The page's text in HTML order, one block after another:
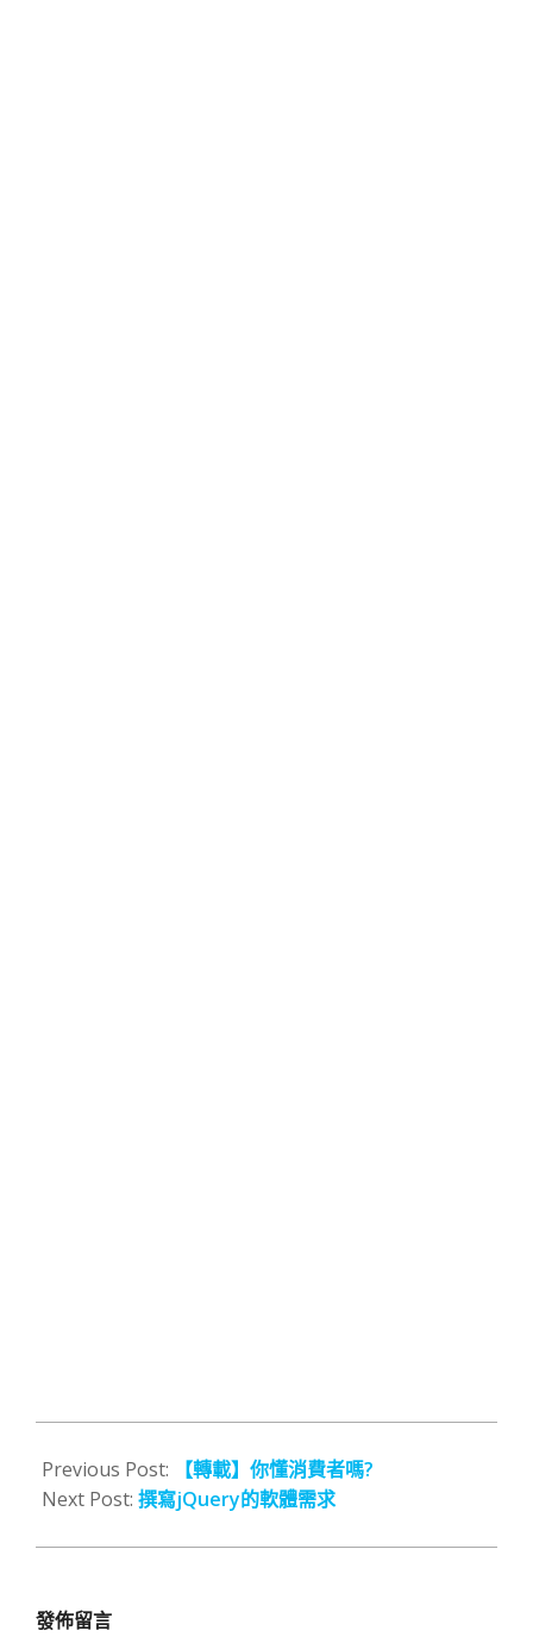
03-
28
Previous Post:
【轉載】你懂消費者嗎?
Next Post: 撰寫jQuery的軟體需求
發佈留言